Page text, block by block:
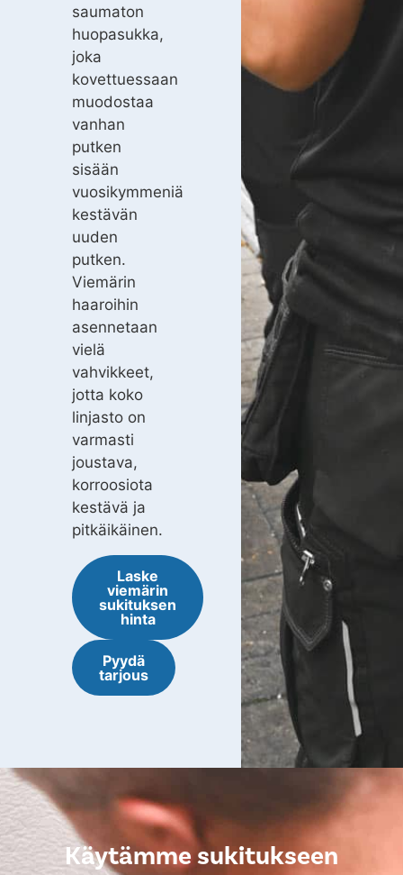
saumaton
huopasukka,
joka
kovettuessaan
muodostaa
vanhan
putken
sisään
vuosikymmeniä
kestävän
uuden
putken.
Viemärin
haaroihin
asennetaan
vielä
vahvikkeet,
jotta koko
linjasto on
varmasti
joustava,
korroosiota
kestävä ja
pitkäikäinen.
Laske
viemärin
sukituksen
hinta
Pyydä
tarjous
Käytämme sukitukseen